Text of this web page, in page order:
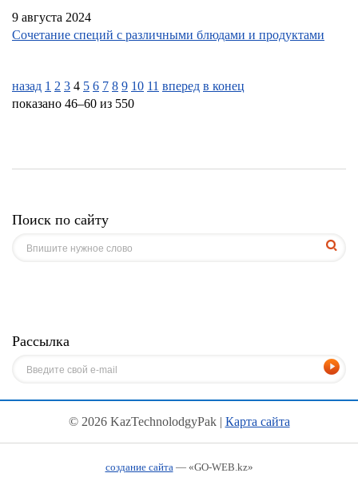
9 августа 2024
Сочетание специй с различными блюдами и продуктами
назад 1 2 3 4 5 6 7 8 9 10 11 вперед в конец
показано 46–60 из 550
Поиск по сайту
Рассылка
© 2026 KazTechnolodgyPak | Карта сайта
создание сайта— «GO-WEB.kz»